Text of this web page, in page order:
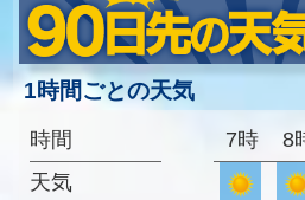
1時間ごとの天気
時間
天気
7時 8